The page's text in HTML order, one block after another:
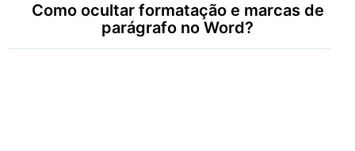
Como ocultar formatação e marcas de
parágrafo no Word?